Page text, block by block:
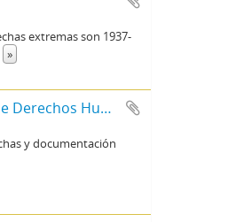
extremas son 1937-
»
Documentación de las unidades penitenciarias bonaerenses incautada por la Secretaría de Derechos Humanos de la Provincia de Buenos Aires.
y documentación